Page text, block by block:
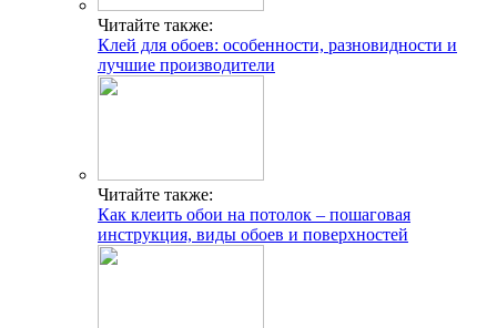
Читайте также:
Клей для обоев: особенности, разновидности и
лучшие производители
Читайте также:
Как клеить обои на потолок – пошаговая
инструкция, виды обоев и поверхностей